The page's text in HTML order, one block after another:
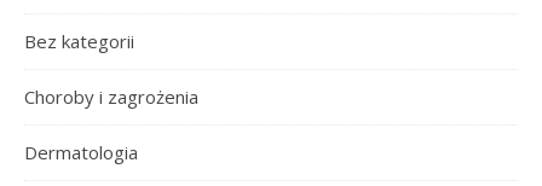
Bez kategorii
Choroby i zagrożenia
Dermatologia